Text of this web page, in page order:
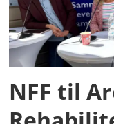
NFF til